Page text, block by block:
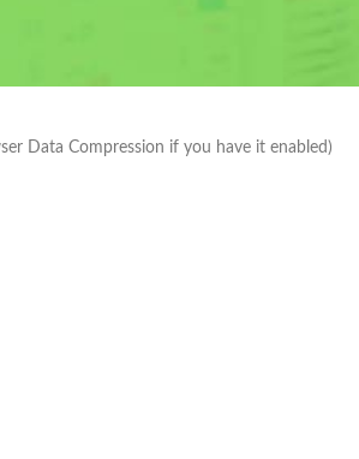
Data Compression if you have it enabled)